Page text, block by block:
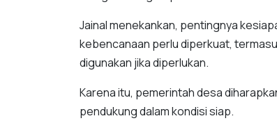
Jainal menekankan, pentingnya
kebencanaan perlu diperkuat,
digunakan jika diperlukan.
Karena itu, pemerintah desa
pendukung dalam kondisi siap.